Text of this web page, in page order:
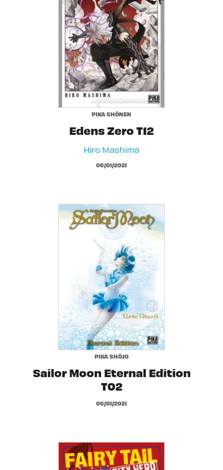
PIKA SHÔNEN
Edens Zero T12
Hiro Mashima
06/01/2021
PIKA SHÔJO
Sailor Moon Eternal Edition
T02
06/01/2021